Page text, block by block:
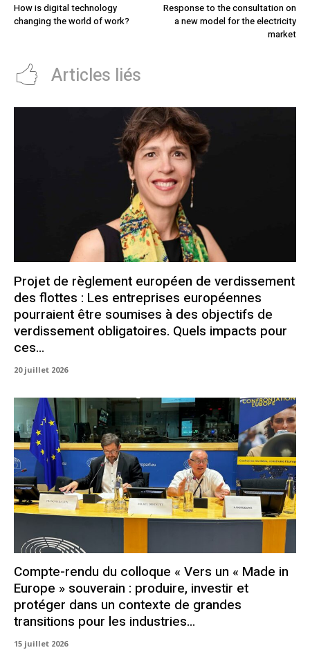
How is digital technology
changing the world of work?
Response to the consultation on
a new model for the electricity
market
Articles liés
Projet de règlement européen de verdissement
des flottes : Les entreprises européennes
pourraient être soumises à des objectifs de
verdissement obligatoires. Quels impacts pour
ces...
20 juillet 2026
Compte-rendu du colloque « Vers un « Made in
Europe » souverain : produire, investir et
protéger dans un contexte de grandes
transitions pour les industries...
15 juillet 2026